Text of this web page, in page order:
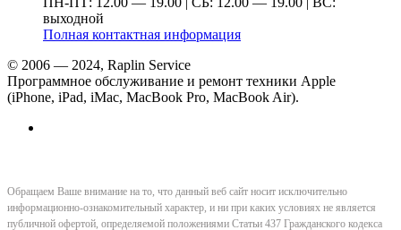
выходной
Полная контактная информация
© 2006 — 2024, Raplin Service
Программное обслуживание и ремонт техники Apple
(iPhone, iPad, iMac, MacBook Pro, MacBook Air).
Обращаем Ваше внимание на то, что данный веб сайт носит исключительно
информационно-ознакомительный характер, и ни при каких условиях не является
публичной офертой, определяемой положениями Статьи 437 Гражданского кодекса